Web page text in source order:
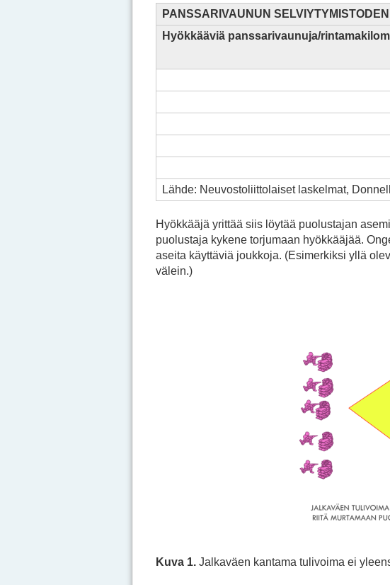
PANSSARIVAUNUN
Hyökkääviä panssarivaunuja/
Lähde: Neuvostoliittolaiset laskelmat,
Hyökkääjä yrittää siis löytää puolustajan
puolustaja kykene torjumaan hyökkääjää.
aseita käyttäviä joukkoja. (Esimerkiksi yllä
välein.)
Kuva 1. Jalkaväen kantama tulivoima ei